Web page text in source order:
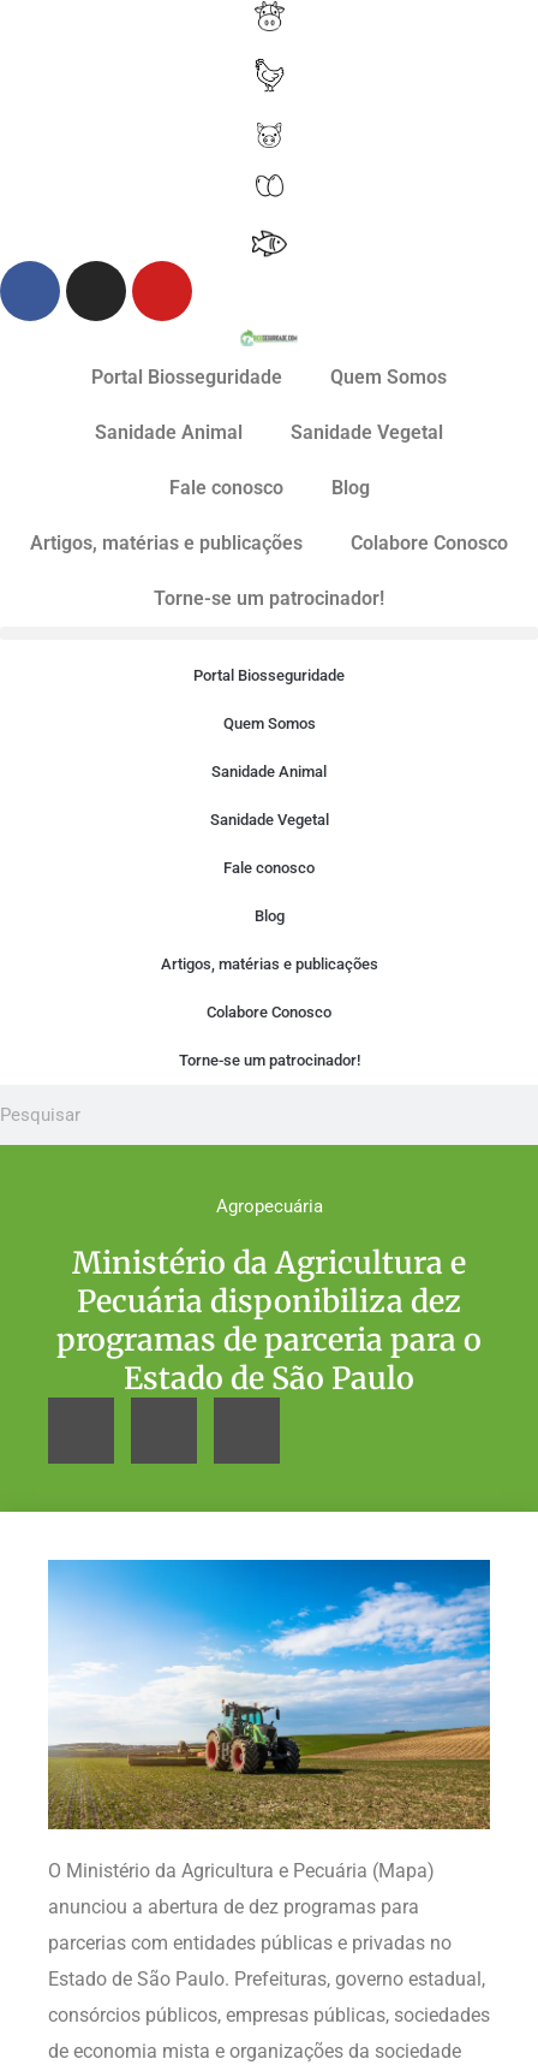
Portal Biosseguridade Quem Somos
Sanidade Animal Sanidade Vegetal
Fale conosco Blog
Artigos, matérias e publicações Colabore Conosco
Torne-se um patrocinador!
Portal Biosseguridade
Quem Somos
Sanidade Animal
Sanidade Vegetal
Fale conosco
Blog
Artigos, matérias e publicações
Colabore Conosco
Torne-se um patrocinador!
Agropecuária
Ministério da Agricultura e
Pecuária disponibiliza dez
programas de parceria para o
Estado de São Paulo
O Ministério da Agricultura e Pecuária (Mapa)
anunciou a abertura de dez programas para
parcerias com entidades públicas e privadas no
Estado de São Paulo. Prefeituras, governo estadual,
consórcios públicos, empresas públicas, sociedades
de economia mista e organizações da sociedade